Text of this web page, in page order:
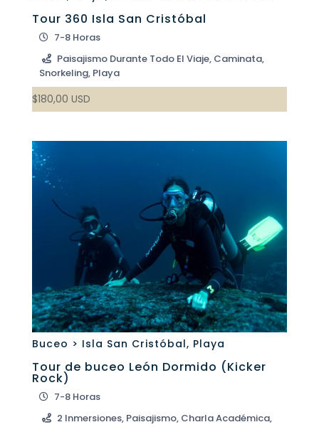
Tour 360 Isla San Cristóbal
7-8 Horas
Paisajismo Durante Todo El Viaje, Caminata,
Snorkeling, Playa
$180,00 USD
Buceo > Isla San Cristóbal, Playa
Tour de buceo León Dormido (Kicker
Rock)
7-8 Horas
2 Inmersiones, Paisajismo, Charla Académica,